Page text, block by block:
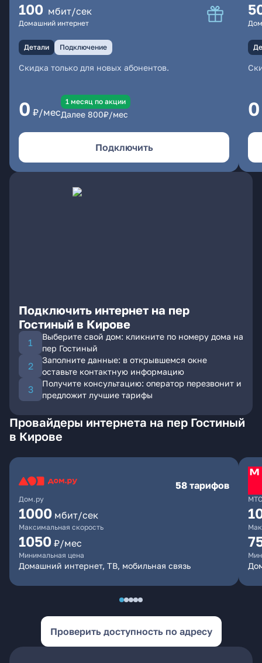
100 мбит/сек
Домашний интернет
Детали Подключение
Скидка только для новых абонентов.
0 ₽/мес
1 месяц по акции
Далее 800₽/мес
Подключить
0
Подключить интернет на пер
Гостиный в Кирове
Выберите свой дом: кликните по номеру дома на
пер Гостиный
Заполните данные: в открывшемся окне
оставьте контактную информацию
Получите консультацию: оператор перезвонит и
предложит лучшие тарифы
Провайдеры интернета на пер Гостиный
в Кирове
Дом.ру
58 тарифов
1000 мбит/сек
Максимальная скорость
1050 ₽/мес
Минимальная цена
Домашний интернет, ТВ, мобильная связь
МТС
Проверить доступность по адресу